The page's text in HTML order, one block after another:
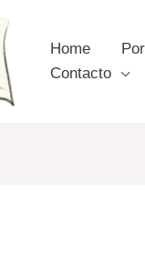
Home
Contacto